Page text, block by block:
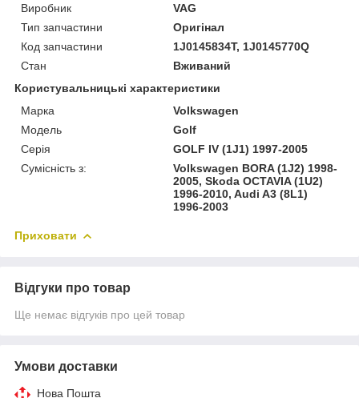
Виробник
VAG
Тип запчастини
Оригінал
Код запчастини
1J0145834T, 1J0145770Q
Стан
Вживаний
Користувальницькі характеристики
Марка
Volkswagen
Модель
Golf
Серія
GOLF IV (1J1) 1997-2005
Сумісність з:
Volkswagen BORA (1J2) 1998-
2005, Skoda OCTAVIA (1U2)
1996-2010, Audi A3 (8L1)
1996-2003
Приховати
Відгуки про товар
Ще немає відгуків про цей товар
Умови доставки
Нова Пошта